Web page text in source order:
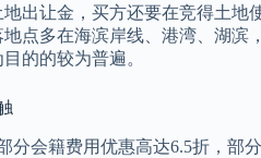
出让金，买方还要在竞得土
点多在海滨岸线、港湾、湖
的的较为普遍。
会籍费用优惠高达6.5折，部